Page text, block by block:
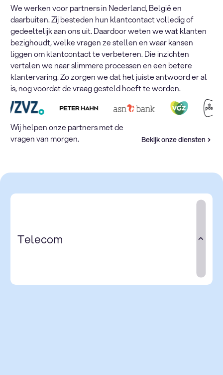
We werken voor partners in Nederland, België en
daarbuiten. Zij besteden hun klantcontact volledig of
gedeeltelijk aan ons uit. Daardoor weten we wat klanten
bezighoudt, welke vragen ze stellen en waar kansen
liggen om klantcontact te verbeteren. Die inzichten
vertalen we naar slimmere processen en een betere
klantervaring. Zo zorgen we dat het juiste antwoord er al
is, nog voordat de vraag gesteld hoeft te worden.
Wij helpen onze partners met de
vragen van morgen.
Bekijk onze diensten
Telecom